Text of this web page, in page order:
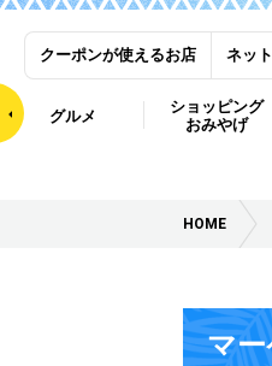
クーポンが使えるお店 ネッ
グルメ
ショッピング
おみやげ
HOME
マ